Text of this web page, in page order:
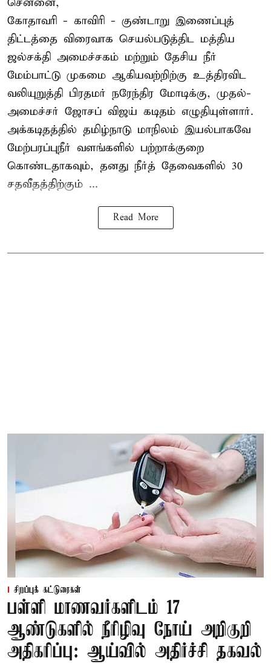
கோதாவரி - காவிரி - குண்டாறு இணைப்புத்
திட்டத்தை விரைவாக செயல்படுத்திட மத்திய
ஜல்சக்தி அமைச்சகம் மற்றும் தேசிய நீர்
மேம்பாட்டு முகமை ஆகியவற்றிற்கு உத்திரவிட
வலியுறுத்தி பிரதமர் நரேந்திர மோடிக்கு, முதல்-
அமைச்சர் ஜோசப் விஜய் கடிதம் எழுதியுள்ளார்.
அக்கடிதத்தில் தமிழ்நாடு மாநிலம் இயல்பாகவே
மேற்பரப்புநீர் வளங்களில் பற்றாக்குறை
கொண்டதாகவும், தனது நீர்த் தேவைகளில் 30
சதவீதத்திற்கும் ...
Read More
சிறப்புக் கட்டுரைகள்
பள்ளி மாணவர்களிடம் 17
ஆண்டுகளில் நீரிழிவு நோய் அறிகுறி
அதிகரிப்பு: ஆய்வில் அதிர்ச்சி தகவல்